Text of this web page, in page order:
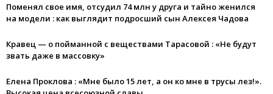
Поменял свое имя, отсудил 74 млн у друга и тайно женился
на модели : как выглядит подросший сын Алексея Чадова
Кравец — о пойманной с веществами Тарасовой : «Не будут
звать даже в массовку»
Елена Проклова : «Мне было 15 лет, а он ко мне в трусы лез!».